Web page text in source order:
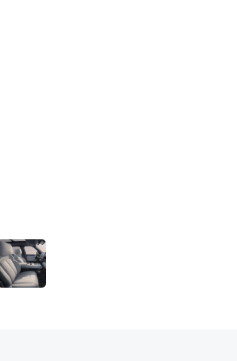
Услуги по поиску, подбору и доставке